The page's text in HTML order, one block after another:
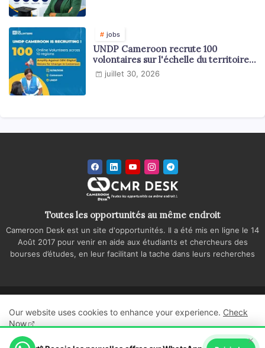
jobs
UNDP Cameroon recrute 100
volontaires sur l'échelle du territoire
national
juillet 30, 2026
Toutes les opportunités au même endroit
Cameroon Desk est un site d'opportunités. Il a été mis en ligne le 14
Août 2017 pour venir en aide aux étudiants et chercheurs des
bourses d’études, en leur facilitant la tache dans leurs recherches
Politique de confidentialité
Regie publicitaire
Our website uses cookies to enhance your experience. Check
Now
×